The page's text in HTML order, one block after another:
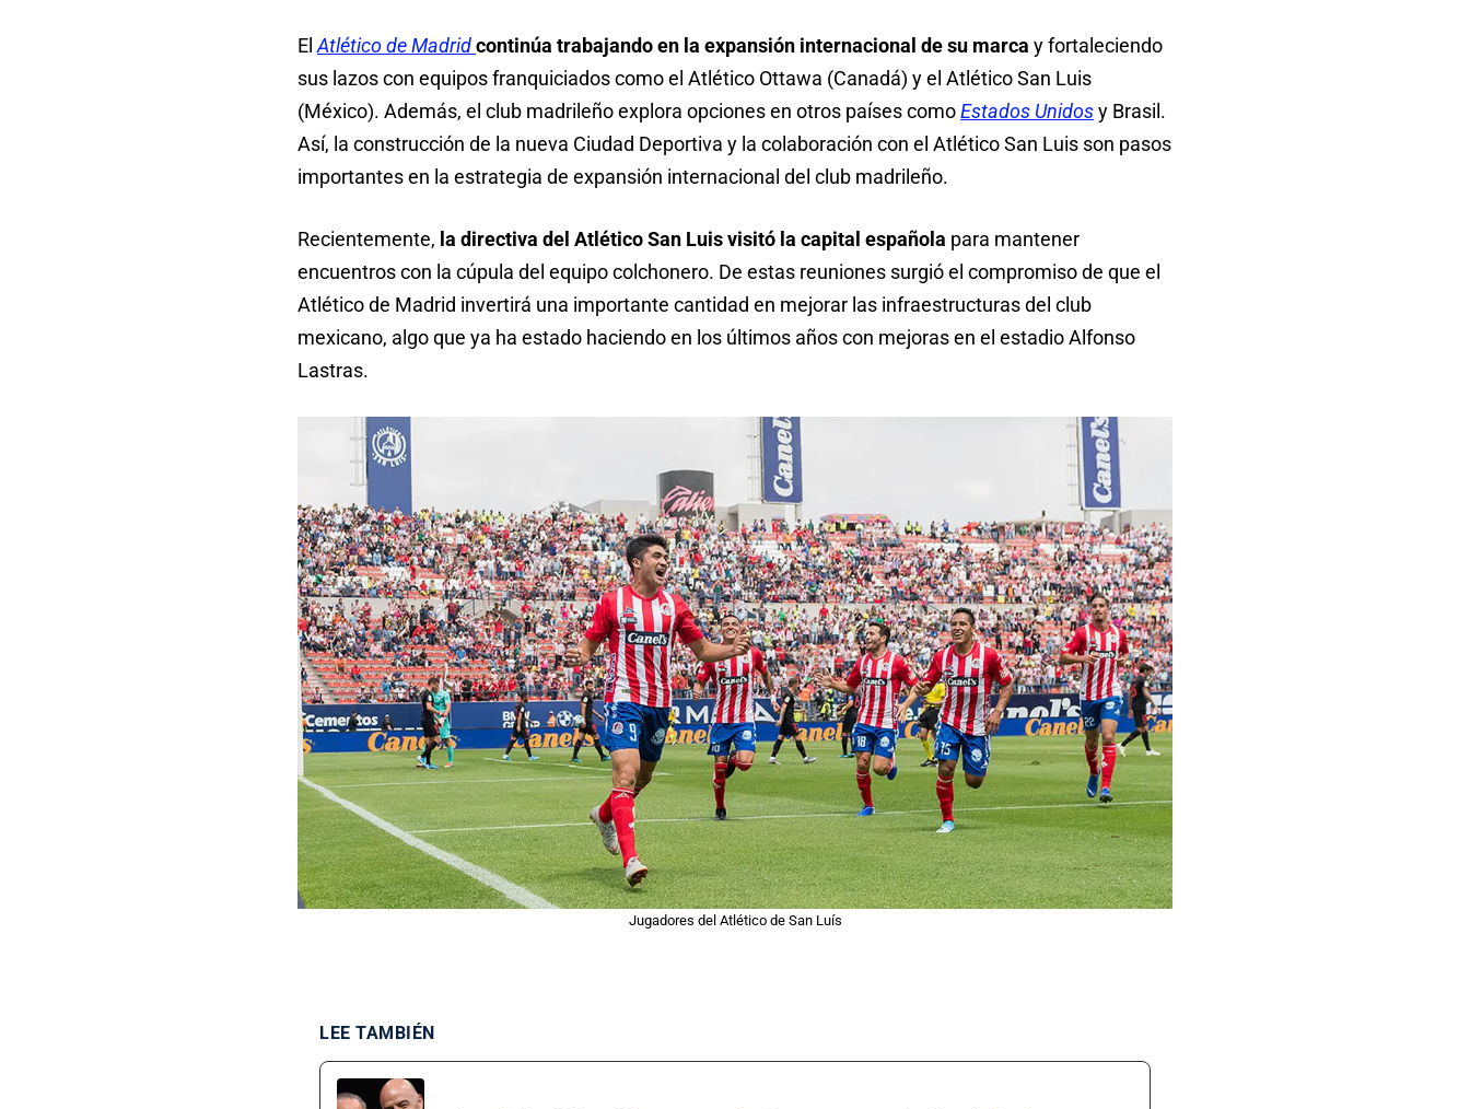
El Atlético de Madridcontinúa trabajando en la expansión internacional de su marca y fortaleciendo
sus lazos con equipos franquiciados como el Atlético Ottawa (Canadá) y el Atlético San Luis
(México). Además, el club madrileño explora opciones en otros países comoEstados Unidosy Brasil.
Así, la construcción de la nueva Ciudad Deportiva y la colaboración con el Atlético San Luis son pasos
importantes en la estrategia de expansión internacional del club madrileño.
Recientemente, la directiva del Atlético San Luis visitó la capital española para mantener
encuentros con la cúpula del equipo colchonero. De estas reuniones surgió el compromiso de que el
Atlético de Madrid invertirá una importante cantidad en mejorar las infraestructuras del club
mexicano, algo que ya ha estado haciendo en los últimos años con mejoras en el estadio Alfonso
Lastras.
Jugadores del Atlético de San Luís
LEE TAMBIÉN